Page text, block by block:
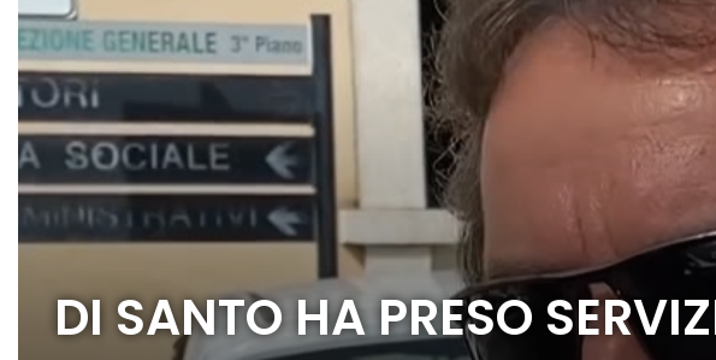
DI SANTO HA PRESO